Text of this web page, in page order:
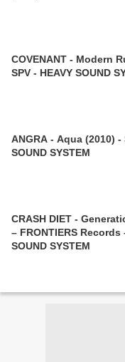
COVENANT - Modern
SPV - HEAVY SOUND
ANGRA - Aqua (2010) -
SOUND SYSTEM
CRASH DIET -
– FRONTIERS Records
SOUND SYSTEM